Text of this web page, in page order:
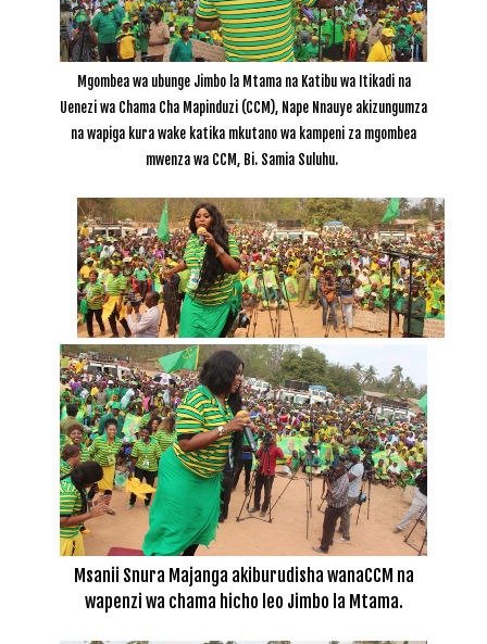
Mgombea wa ubunge Jimbo la Mtama na Katibu wa Itikadi na
Uenezi wa Chama Cha Mapinduzi (CCM), Nape Nnauye akizungumza
na wapiga kura wake katika mkutano wa kampeni za mgombea
mwenza wa CCM, Bi. Samia Suluhu.
Msanii Snura Majanga akiburudisha wanaCCM na
wapenzi wa chama hicho leo Jimbo la Mtama.